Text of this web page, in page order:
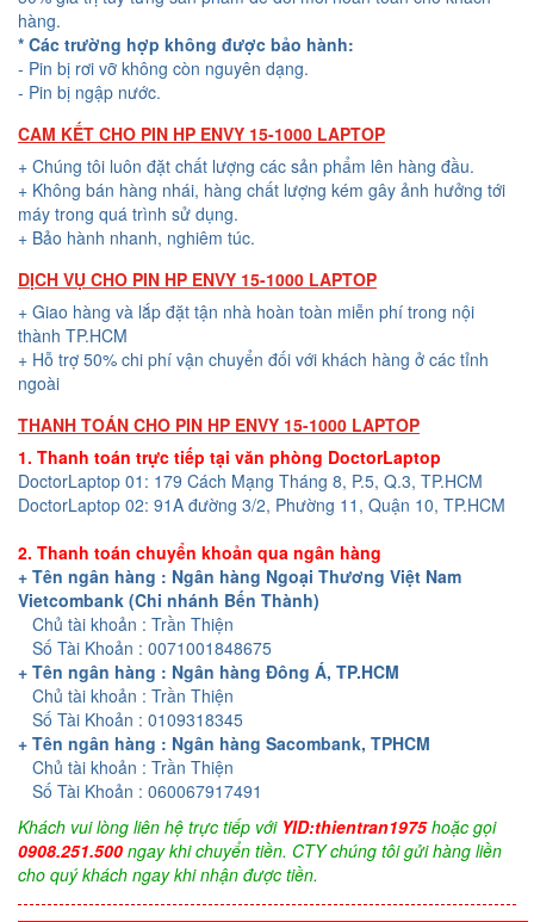
hàng.
* Các trường hợp không được bảo hành:
- Pin bị rơi vỡ không còn nguyên dạng.
- Pin bị ngập nước.
CAM KẾT CHO PIN HP ENVY 15-1000 LAPTOP
+ Chúng tôi luôn đặt chất lượng các sản phẩm lên hàng đầu.
+ Không bán hàng nhái, hàng chất lượng kém gây ảnh hưởng tới
máy trong quá trình sử dụng.
+ Bảo hành nhanh, nghiêm túc.
DỊCH VỤ CHO PIN HP ENVY 15-1000 LAPTOP
+ Giao hàng và lắp đặt tận nhà hoàn toàn miễn phí trong nội
thành TP.HCM
+ Hỗ trợ 50% chi phí vận chuyển đối với khách hàng ở các tỉnh
ngoài
THANH TOÁN CHO PIN HP ENVY 15-1000 LAPTOP
1. Thanh toán trực tiếp tại văn phòng DoctorLaptop
DoctorLaptop 01: 179 Cách Mạng Tháng 8, P.5, Q.3, TP.HCM
DoctorLaptop 02: 91A đường 3/2, Phường 11, Quận 10, TP.HCM
2. Thanh toán chuyển khoản qua ngân hàng
+ Tên ngân hàng : Ngân hàng Ngoại Thương Việt Nam
Vietcombank (Chi nhánh Bến Thành)
Chủ tài khoản : Trần Thiện
Số Tài Khoản : 0071001848675
+ Tên ngân hàng : Ngân hàng Đông Á, TP.HCM
Chủ tài khoản : Trần Thiện
Số Tài Khoản : 0109318345
+ Tên ngân hàng : Ngân hàng Sacombank, TPHCM
Chủ tài khoản : Trần Thiện
Số Tài Khoản : 060067917491
Khách vui lòng liên hệ trực tiếp với YID:thientran1975hoặc gọi
0908.251.500 ngay khi chuyển tiền. CTY chúng tôi gửi hàng liền
cho quý khách ngay khi nhận được tiền.